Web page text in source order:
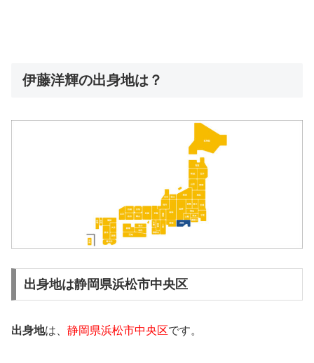
伊藤洋輝の出身地は？
出身地は静岡県浜松市中央区
出身地は、 静岡県浜松市中央区です。